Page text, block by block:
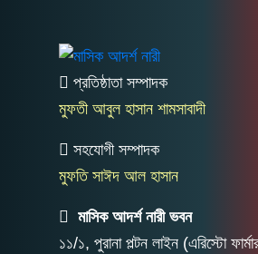
প্রতিষ্ঠাতা সম্পাদক
মুফতী আবুল হাসান শামসাবাদী
সহযোগী সম্পাদক
মুফতি সাঈদ আল হাসান
মাসিক আদর্শ নারী ভবন
১১/১, পুরানা পল্টন লাইন (এরিস্টো